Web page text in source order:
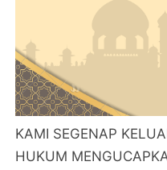
KAMI SEGENAP
HUKUM